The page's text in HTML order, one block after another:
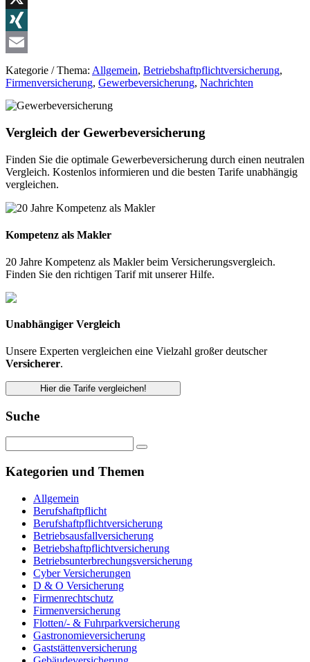
X
XING
Email
Kategorie / Thema: Allgemein, Betriebshaftpflichtversicherung,
Firmenversicherung, Gewerbeversicherung, Nachrichten
Vergleich der Gewerbeversicherung
Finden Sie die optimale Gewerbeversicherung durch einen neutralen
Vergleich. Kostenlos informieren und die besten Tarife unabhängig
vergleichen.
Kompetenz als Makler
20 Jahre Kompetenz als Makler beim Versicherungsvergleich.
Finden Sie den richtigen Tarif mit unserer Hilfe.
Unabhängiger Vergleich
Unsere Experten vergleichen eine Vielzahl großer deutscher
Versicherer.
Hier die Tarife vergleichen!
Suche
Kategorien und Themen
Allgemein
Berufshaftpflicht
Berufshaftpflichtversicherung
Betriebsausfallversicherung
Betriebshaftpflichtversicherung
Betriebsunterbrechungsversicherung
Cyber Versicherungen
D & O Versicherung
Firmenrechtschutz
Firmenversicherung
Flotten/- & Fuhrparkversicherung
Gastronomieversicherung
Gaststättenversicherung